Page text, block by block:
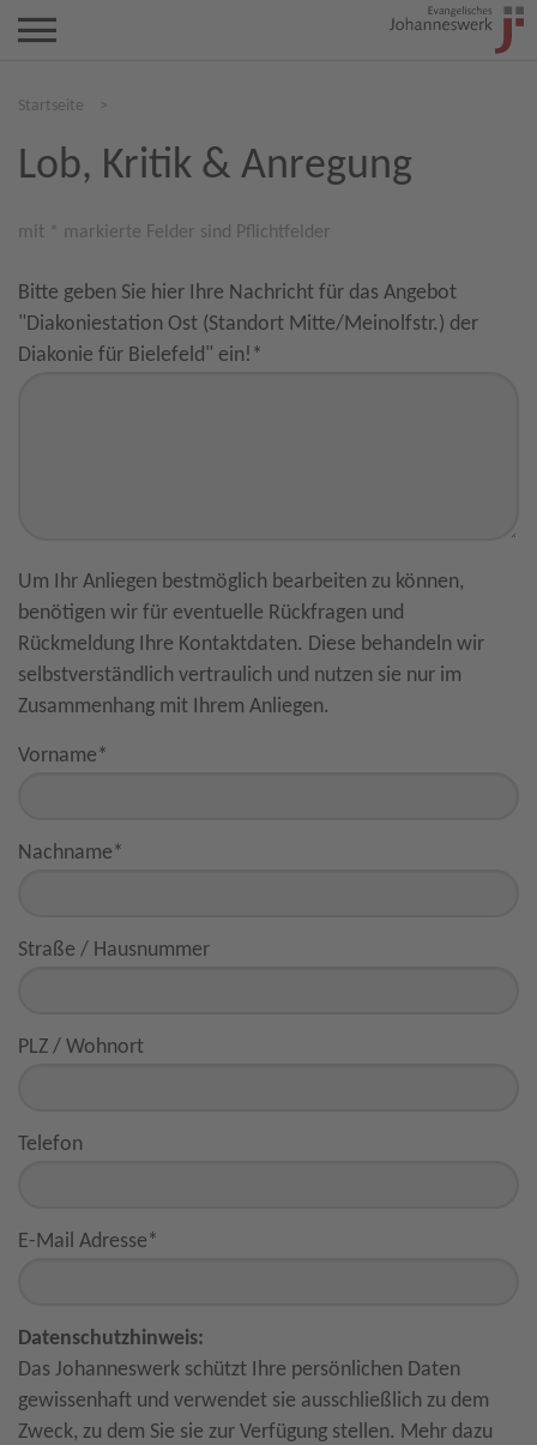
Startseite >
Lob, Kritik & Anregung
mit * markierte Felder sind Pflichtfelder
Bitte geben Sie hier Ihre Nachricht für das Angebot
"Diakoniestation Ost (Standort Mitte/Meinolfstr.) der
Diakonie für Bielefeld" ein! *
Um Ihr Anliegen bestmöglich bearbeiten zu können,
benötigen wir für eventuelle Rückfragen und
Rückmeldung Ihre Kontaktdaten. Diese behandeln wir
selbstverständlich vertraulich und nutzen sie nur im
Zusammenhang mit Ihrem Anliegen.
Vorname*
Nachname*
Straße / Hausnummer
PLZ / Wohnort
Telefon
E-Mail Adresse*
Datenschutzhinweis:
Das Johanneswerk schützt Ihre persönlichen Daten
gewissenhaft und verwendet sie ausschließlich zu dem
Zweck, zu dem Sie sie zur Verfügung stellen. Mehr dazu